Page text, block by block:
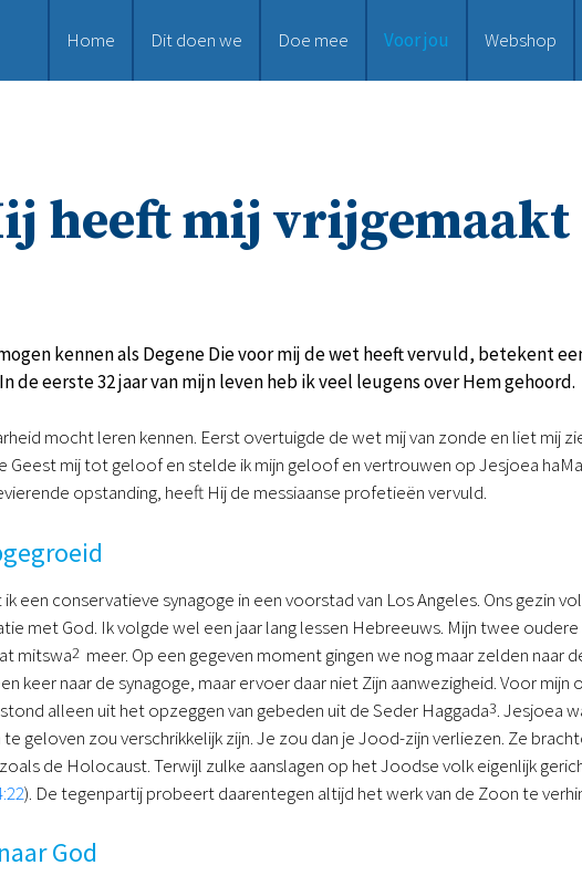
Home Dit doen we Doe mee Voor jou Webshop
heeft mij vrijgemaakt
kennen als Degene Die voor mij de wet heeft vervuld, betekent
de eerste 32 jaar van mijn leven heb ik veel leugens over Hem gehoord.
mocht leren kennen. Eerst overtuigde de wet mij van zonde en liet mij
Geest mij tot geloof en stelde ik mijn geloof en vertrouwen op Jesjoea
opstanding, heeft Hij de messiaanse profetieën vervuld.
een conservatieve synagoge in een voorstad van Los Angeles. Ons gezin
met God. Ik volgde wel een jaar lang lessen Hebreeuws. Mijn twee
mitswa2 meer. Op een gegeven moment gingen we nog maar zelden naar
keer naar de synagoge, maar ervoer daar niet Zijn aanwezigheid. Voor
alleen uit het opzeggen van gebeden uit de Seder Haggada3. Jesjoea
geloven zou verschrikkelijk zijn. Je zou dan je Jood-zijn verliezen. Ze
de Holocaust. Terwijl zulke aanslagen op het Joodse volk eigenlijk
). De tegenpartij probeert daarentegen altijd het werk van de Zoon te
God